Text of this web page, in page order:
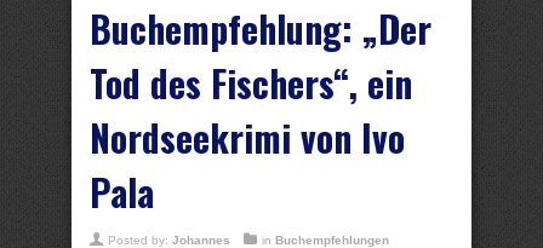
Buchempfehlung: „Der
Tod des Fischers“, ein
Nordseekrimi von Ivo
Pala
Posted by: Johannes in Buchempfehlungen